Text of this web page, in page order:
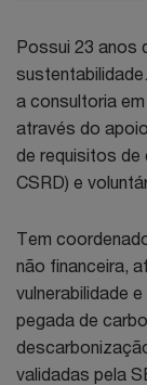
Possui 23 anos
a consultoria
através do
de requisitos de
CSRD) e
Tem
não financeira,
vulnerabilidade
pegada de
validadas pela